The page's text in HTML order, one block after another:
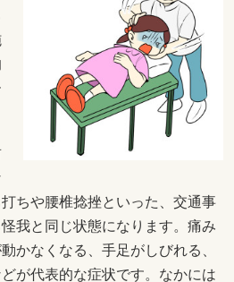
ちや腰椎捻挫といった、交通事
我と同じ状態になります。痛み
かなくなる、手足がしびれる、
が代表的な症状です。なかには